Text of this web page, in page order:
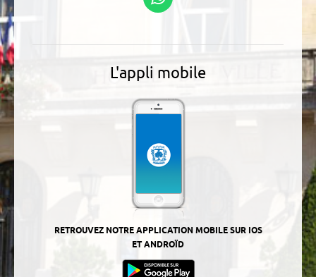
L'appli mobile
RETROUVEZ NOTRE APPLICATION MOBILE SUR IOS
ET ANDROÏD